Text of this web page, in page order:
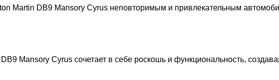
Martin DB9 Mansory Cyrus неповторимым и привлекательным
Mansory Cyrus сочетает в себе роскошь и функциональность,